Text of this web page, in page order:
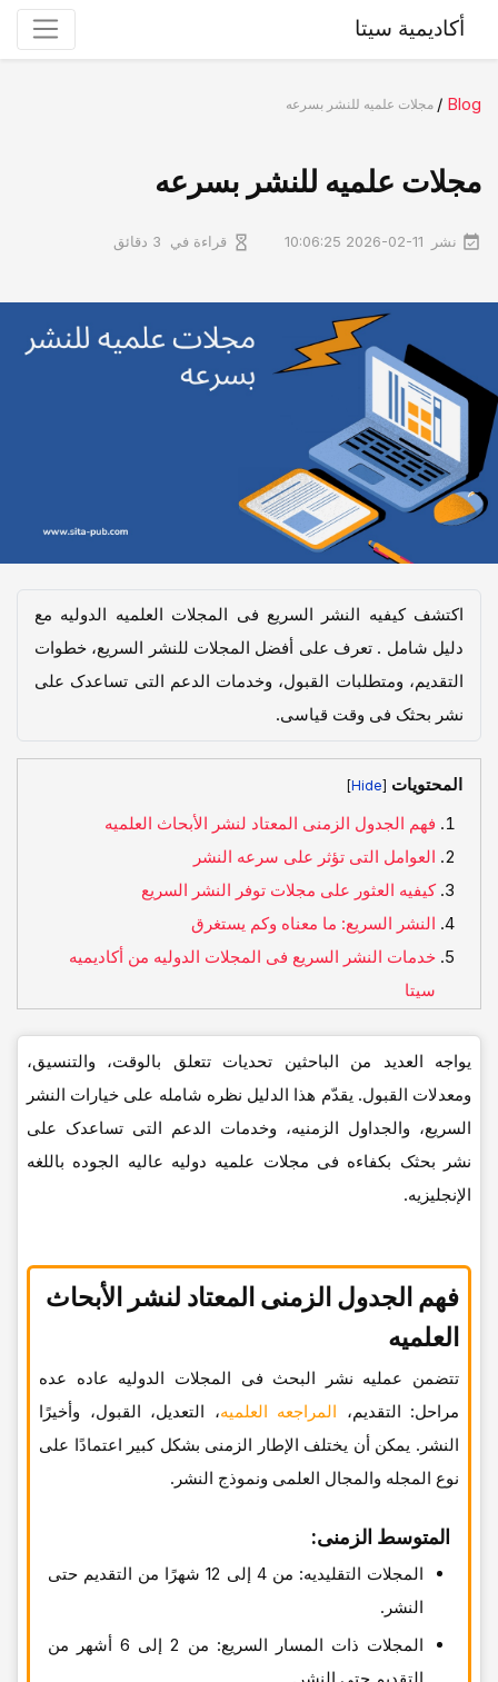
أكاديمية سيتا
Blog
/ مجلات علمیه للنشر بسرعه
مجلات علمیه للنشر بسرعه
نشر 2026-02-11 10:06:25 قراءة في 3 دقائق
اکتشف کیفیه النشر السریع فی المجلات العلمیه الدولیه مع
دلیل شامل . تعرف على أفضل المجلات للنشر السریع، خطوات
التقدیم، ومتطلبات القبول، وخدمات الدعم التی تساعدک على
نشر بحثک فی وقت قیاسی.
المحتويات [
]
فهم الجدول الزمنی المعتاد لنشر الأبحاث العلمیه
العوامل التی تؤثر على سرعه النشر
کیفیه العثور على مجلات توفر النشر السریع
النشر السریع: ما معناه وکم یستغرق
خدمات النشر السریع فی المجلات الدولیه من أکادیمیه
سیتا
یواجه العدید من الباحثین تحدیات تتعلق بالوقت، والتنسیق،
ومعدلات القبول. یقدّم هذا الدلیل نظره شامله على خیارات النشر
السریع، والجداول الزمنیه، وخدمات الدعم التی تساعدک على
نشر بحثک بکفاءه فی مجلات علمیه دولیه عالیه الجوده باللغه
الإنجلیزیه.
فهم الجدول الزمنی المعتاد لنشر الأبحاث
العلمیه
تتضمن عملیه نشر البحث فی المجلات الدولیه عاده عده
مراحل: التقدیم، المراجعه العلمیه، التعدیل، القبول، وأخیرًا
النشر. یمکن أن یختلف الإطار الزمنی بشکل کبیر اعتمادًا على
نوع المجله والمجال العلمی ونموذج النشر.
المتوسط الزمنی:
المجلات التقلیدیه: من 4 إلى 12 شهرًا من التقدیم حتى
النشر.
المجلات ذات المسار السریع: من 2 إلى 6 أشهر من